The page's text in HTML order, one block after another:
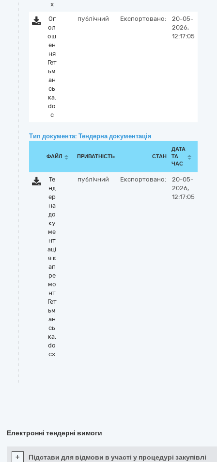
x
Ог
ол
ош
ен
ня
Гет
ьм
ан
сь
ка.
do
c
публічний Експортовано:
20-05-
2026,
12:17:05
Тип документа: Тендерна документація
ФАЙЛ ПРИВАТНІСТЬ СТАН
ДАТА
ТА
ЧАС
Те
нд
ер
на
до
ку
ме
нт
аці
я к
ап
ре
мо
нт
Гет
ьм
ан
сь
ка.
do
cx
публічний Експортовано:
20-05-
2026,
12:17:05
Електронні тендерні вимоги
+ Підстави для відмови в участі у процедурі закупівлі